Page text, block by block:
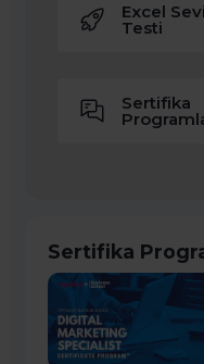
Excel
Testi
Sertifika
Sertifika